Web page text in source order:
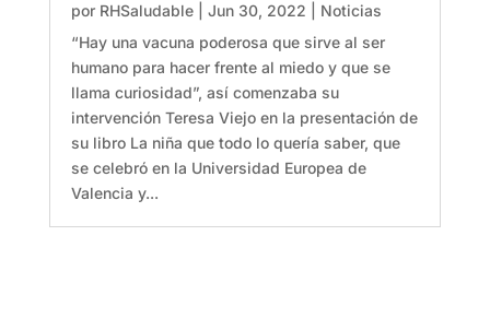
por RHSaludable| Jun 30, 2022
Noticias
“Hay una vacuna poderosa que sirve al ser
humano para hacer frente al miedo y que se
llama curiosidad”, así comenzaba su
intervención Teresa Viejo en la presentación de
su libro La niña que todo lo quería saber, que
se celebró en la Universidad Europea de
Valencia y...